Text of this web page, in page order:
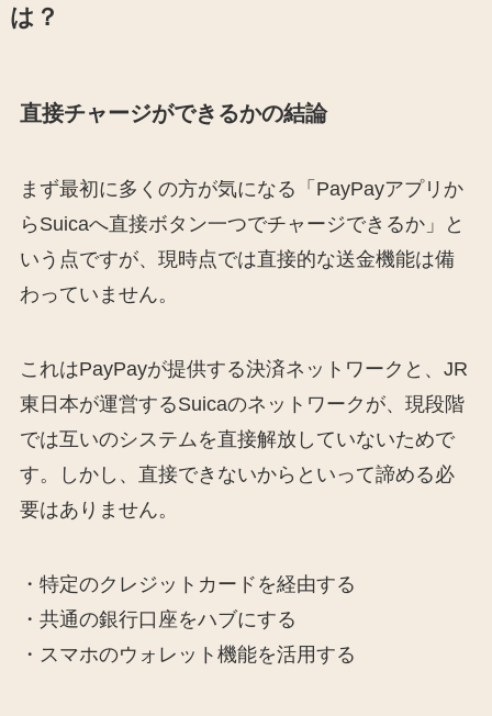
は？
直接チャージができるかの結論
まず最初に多くの方が気になる「PayPayアプリか
らSuicaへ直接ボタン一つでチャージできるか」と
いう点ですが、現時点では直接的な送金機能は備
わっていません。
これはPayPayが提供する決済ネットワークと、JR
東日本が運営するSuicaのネットワークが、現段階
では互いのシステムを直接解放していないためで
す。しかし、直接できないからといって諦める必
要はありません。
・特定のクレジットカードを経由する
・共通の銀行口座をハブにする
・スマホのウォレット機能を活用する